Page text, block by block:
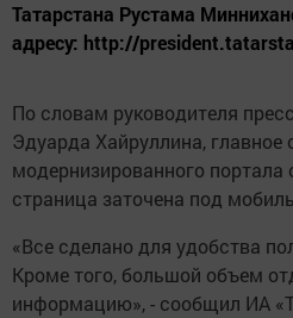
Татарстана Рустама
адресу: http://
По словам руководителя
Эдуарда Хайруллина, главное
модернизированного портала
страница заточена под
«Все сделано для удобства
Кроме того, большой объем
информацию», - сообщил ИА